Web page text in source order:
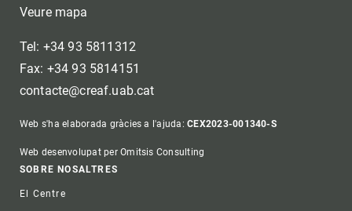
Veure mapa
Tel: +34 93 5811312
Fax: +34 93 5814151
contacte@creaf.uab.cat
Web s'ha elaborada gràcies a l'ajuda:CEX2023-001340-S
Web desenvolupat per Omitsis Consulting
Footer
SOBRE NOSALTRES
El Centre